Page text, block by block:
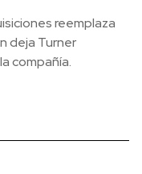
reemplaza
deja Turner
compañía.